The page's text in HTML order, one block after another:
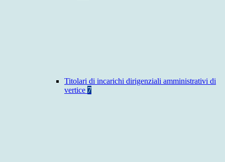
Titolari di incarichi dirigenziali amministrativi di
vertice 7